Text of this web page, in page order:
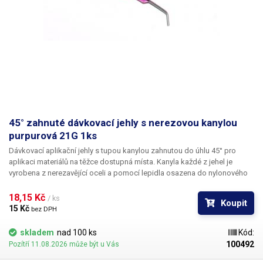
45° zahnuté dávkovací jehly s nerezovou kanylou
purpurová 21G 1ks
Dávkovací aplikační jehly s tupou kanylou zahnutou do úhlu 45° pro
aplikaci materiálů na těžce dostupná místa. Kanyla každé z jehel je
vyrobena z nerezavějící oceli a pomocí lepidla osazena do nylonového
vybavena zámkovým systémem se závitem ke spolehlivému a rychlému
uchycení k dávkovacímu zásobníku, stříkačce nebo ručnímu dávkovači.
18,15 Kč / ks
15 Kč bez DPH
Koupit
skladem nad 100 ks
Pozítří 11.08.2026 může být u Vás
Kód:
100492